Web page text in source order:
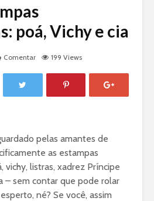
poá, Vichy e cia
Comentar 199 Views
pelas amantes de
as estampas
vichy, listras, xadrez Príncipe
– sem contar que pode rolar
né? Se você, assim